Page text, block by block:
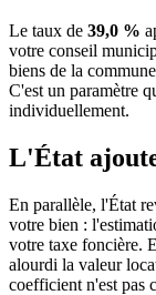
Le taux de 39,0 %
votre conseil
biens de la
C'est un paramètre
individuellement.
L'État
En parallèle, l'État
votre bien :
votre taxe foncière.
alourdi la valeur
coefficient n'est pas